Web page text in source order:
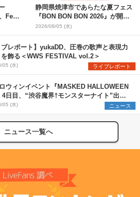
Fear,
ら対
禁
静岡県焼津市であらたな夏フェス
『BON BON BON 2026』が開
催 音楽ライブ×盆踊り×DJ×屋台
グルメ×ランタンナイトで彩る2日
間
2026/08/05 (水)
ブレポート】yukaDD、圧巻の歌声と表現力
飾る＜WWS FESTIVAL vol.2＞
05 (水) ライブレポート
ウィンイベント『MASKED HALLOWEEN
4日目、“渋谷魔界†モンスターナイト”出演6
05 (水) ニュース
ニュース一覧へ